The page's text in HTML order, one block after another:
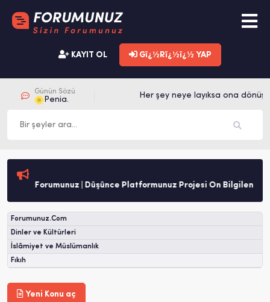
KAYIT OL Gï¿½Rï¿½ï¿½ YAP
Günün Sözü
Penia.
Her şey neye layıksa ona
Forumunuz | Düşünce Platformunuz Projesi Ön
Forumunuz.Com
Dinler ve Kültürleri
İslâmiyet ve Müslümanlık
Fıkıh
Yeni Konu aç